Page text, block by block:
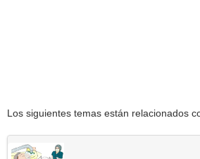
Los siguientes temas están relacionados